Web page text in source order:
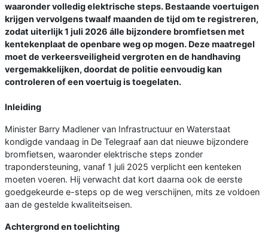
waaronder volledig elektrische steps. Bestaande voertuigen
krijgen vervolgens twaalf maanden de tijd om te registreren,
zodat uiterlijk 1 juli 2026 álle bijzondere bromfietsen met
kentekenplaat de openbare weg op mogen. Deze maatregel
moet de verkeersveiligheid vergroten en de handhaving
vergemakkelijken, doordat de politie eenvoudig kan
controleren of een voertuig is toegelaten.
Inleiding
Minister Barry Madlener van Infrastructuur en Waterstaat
kondigde vandaag in De Telegraaf aan dat nieuwe bijzondere
bromfietsen, waaronder elektrische steps zonder
trapondersteuning, vanaf 1 juli 2025 verplicht een kenteken
moeten voeren. Hij verwacht dat kort daarna ook de eerste
goedgekeurde e-steps op de weg verschijnen, mits ze voldoen
aan de gestelde kwaliteitseisen.
Achtergrond en toelichting